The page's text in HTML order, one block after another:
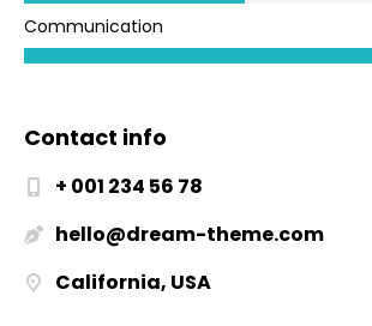
Communication
Contact info
+ 001 234 56 78
hello@dream-theme.com
California, USA